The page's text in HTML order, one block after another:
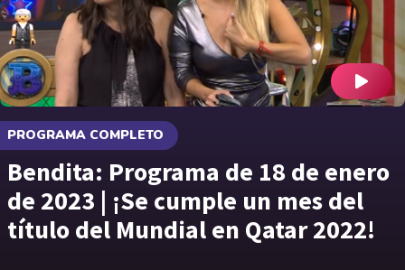
PROGRAMA COMPLETO
Bendita: Programa de 18 de enero
de 2023 | ¡Se cumple un mes del
título del Mundial en Qatar 2022!